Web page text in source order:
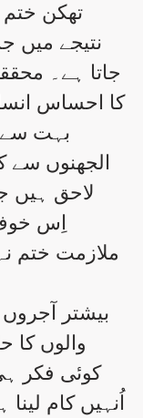
تھکن ختم
نتیجے میں
جاتا ہے۔
کا احساس
بہت سے
الجھنوں سے
لاحق ہیں
اِس
ملازمت ختم
بیشتر آجروں
والوں کا
کوئی فکر
اُنہیں کام